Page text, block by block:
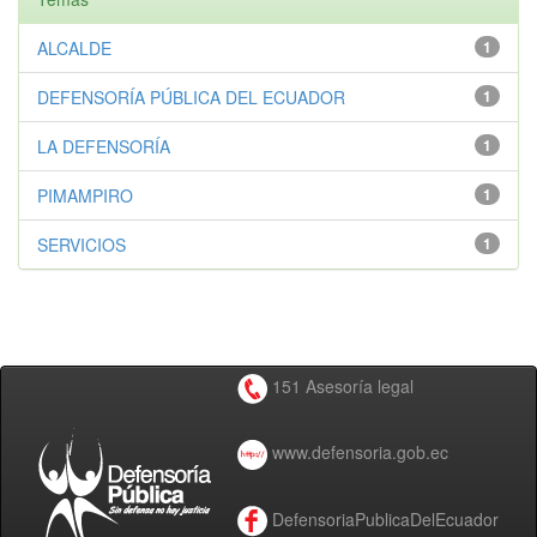
1
ALCALDE
1
DEFENSORÍA PÚBLICA DEL ECUADOR
1
LA DEFENSORÍA
1
PIMAMPIRO
1
SERVICIOS
151 Asesoría legal
www.defensoria.gob.ec
DefensoriaPublicaDelEcuador